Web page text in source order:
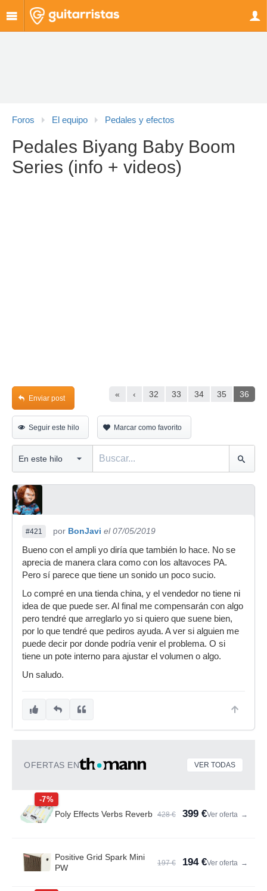
Foros El equipo Pedales y efectos
Pedales Biyang Baby Boom
Series (info + videos)
« ‹ 32 33 34 35 36
Enviar post
Seguir este hilo Marcar como favorito
#421 por BonJavi el 07/05/2019
Bueno con el ampli yo diría que también lo hace. No se
aprecia de manera clara como con los altavoces PA.
Pero sí parece que tiene un sonido un poco sucio.
Lo compré en una tienda china, y el vendedor no tiene ni
idea de que puede ser. Al final me compensarán con algo
pero tendré que arreglarlo yo si quiero que suene bien,
por lo que tendré que pediros ayuda. A ver si alguien me
puede decir por donde podría venir el problema. O si
tiene un pote interno para ajustar el volumen o algo.
Un saludo.
OFERTAS EN VER TODAS
-7%
Poly Effects Verbs Reverb 428 € 399 €Ver oferta →
Positive Grid Spark Mini
PW
197 € 194 €Ver oferta →